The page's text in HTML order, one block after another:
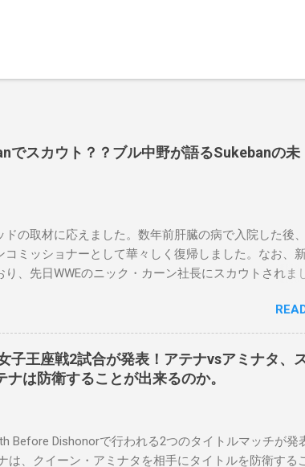
でスカウト？？ブル中野が語るSukebanの未
の取材に応えました。数年前肝臓の病で入院した後
ミッショナーとして華々しく復帰しました。なお、
、先日WWEのニック・カーン社長にスカウトされま
とができることです。何十年も前のスケバン生活を
なって最高のショーをするのが好きです。」 彼女は
今活躍している選手をとても誇りに思い、応援して
ラーはスケバンのレスラーばかりです。私は彼らを私
ショーは5月末に行われました。日本の女子プロレス
ケバンレスラーには無限の可能性を感じます。若くて
子王座戦2試合が発表！アテナvsアミナタ、
は防衛することが出来るのか。
Before Dishonorで行われる2つのタイトルマッチが発
は、クイーン・アミナタを相手にタイトルを防衛する